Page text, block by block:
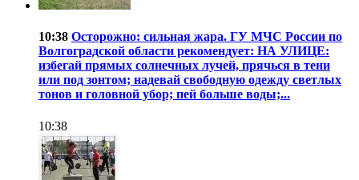
10:38 Осторожно: сильная жара. ГУ МЧС России по
Волгоградской области рекомендует: НА УЛИЦЕ:
избегай прямых солнечных лучей, прячься в тени
или под зонтом; надевай свободную одежду светлых
тонов и головной убор; пей больше воды;...
10:38